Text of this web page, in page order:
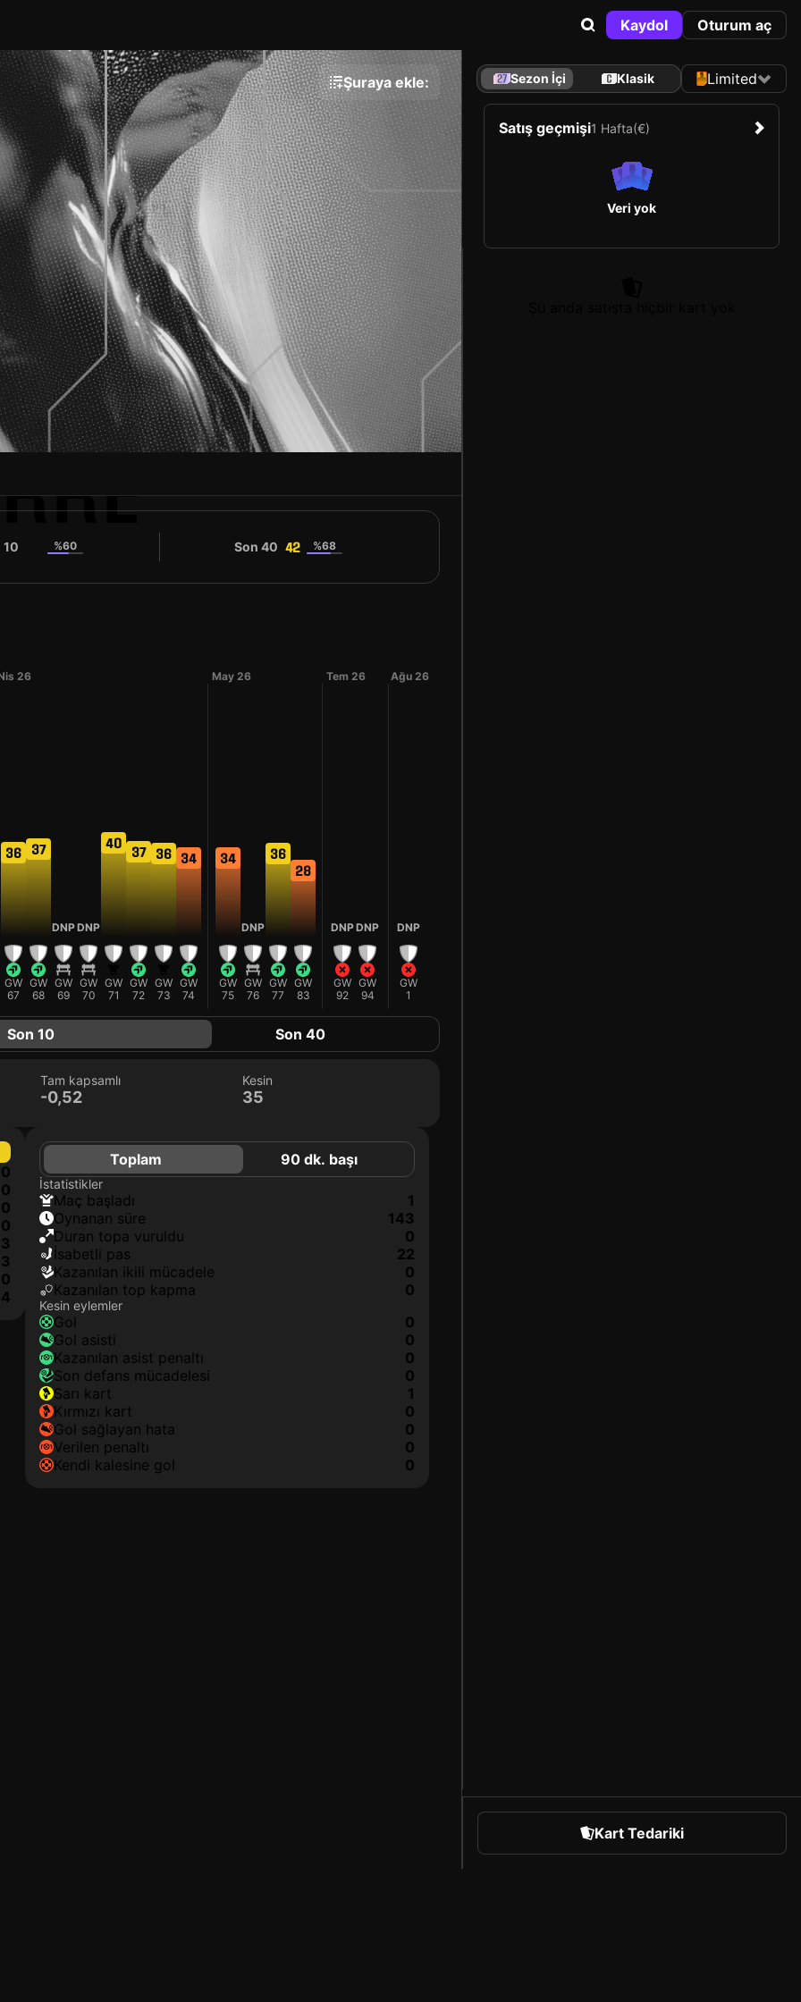
Kaydol Oturum aç
Şuraya ekle:
10 %60 Son 40 42 %68
26
36
GW
67
37
GW
68
DNP
GW
69
DNP
GW
70
40
GW
71
37
GW
72
36
GW
73
34
GW
74
May 26
34
GW
75
DNP
GW
76
36
GW
77
28
GW
83
Tem 26
DNP
GW
92
DNP
GW
94
Ağu 26
DNP
GW
1
Son 10 Son 40
Tam kapsamlı
-0,52
Kesin
35
0
0
0
0
3
3
0
4
Toplam 90 dk. başı
İstatistikler
maç başladı
1
oynanan süre
143
duran topa vuruldu
0
isabetli pas
22
kazanılan ikili mücadele
0
kazanılan top kapma
0
Kesin eylemler
gol
0
gol asisti
0
kazanılan asist penaltı
0
son defans mücadelesi
0
sarı kart
1
kırmızı kart
0
gol sağlayan hata
0
verilen penaltı
0
kendi kalesine gol
0
Sezon İçi Klasik Limited
Satış geçmişi1 Hafta(€)
Veri yok
Kart Tedariki